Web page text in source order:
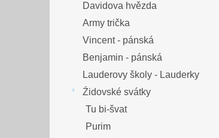
Davidova hvězda
Army trička
Vincent - pánská
Benjamin - pánská
Lauderovy školy - Lauderky
Źidovské svátky
Tu bi-švat
Purim